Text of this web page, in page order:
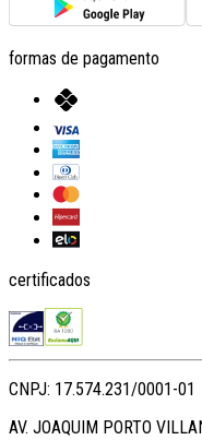
formas de pagamento
certificados
CNPJ: 17.574.231/0001-01
AV. JOAQUIM PORTO